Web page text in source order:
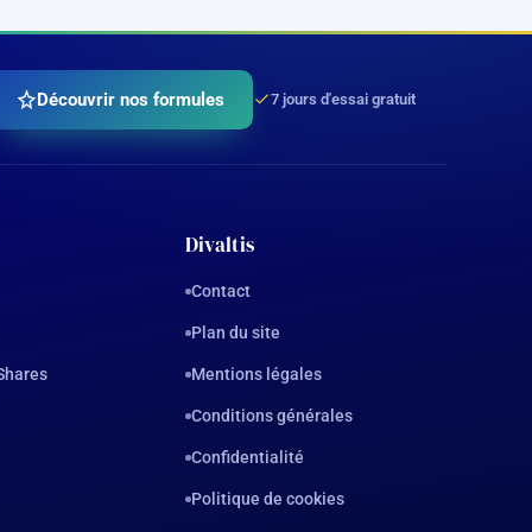
Découvrir nos formules 7 jours d'essai gratuit
Divaltis
Contact
Plan du site
Mentions légales
Conditions générales
Confidentialité
Politique de cookies